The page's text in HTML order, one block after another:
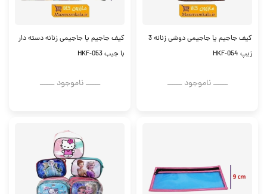
کیف جاجیم یا جاجیمی دوشی زنانه 3
زیپ HKF-054
ــــــ ناموجود ــــــ
کیف جاجیم یا جاجیمی زنانه دسته دار
با جیب HKF-053
ــــــ ناموجود ــــــ